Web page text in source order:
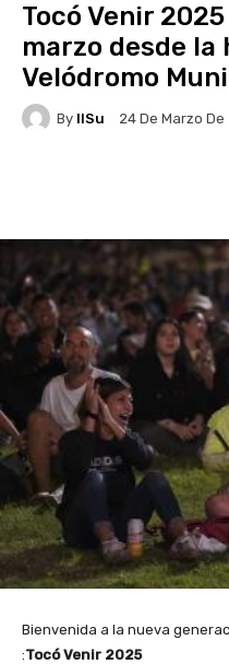
Tocó Venir
marzo desde la
Velódromo
By IlSu 24 De Marzo De
Bienvenida a la nueva
:Tocó Venir 2025